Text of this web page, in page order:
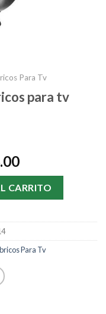
Para Tv
para tv
tv cantidad
CARRITO
Para Tv